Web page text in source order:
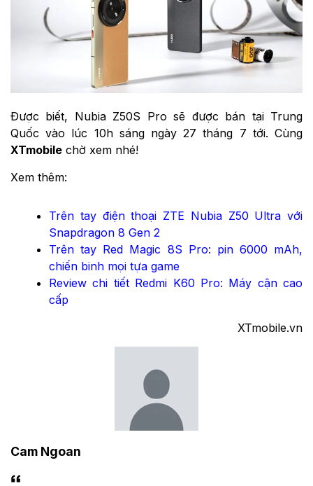
Được biết, Nubia Z50S Pro sẽ được bán tại Trung
Quốc vào lúc 10h sáng ngày 27 tháng 7 tới. Cùng
XTmobile chờ xem nhé!
Xem thêm:
Trên tay điện thoại ZTE Nubia Z50 Ultra với
Snapdragon 8 Gen 2
Trên tay Red Magic 8S Pro: pin 6000 mAh,
chiến binh mọi tựa game
Review chi tiết Redmi K60 Pro: Máy cận cao
cấp
XTmobile.vn
Cam Ngoan